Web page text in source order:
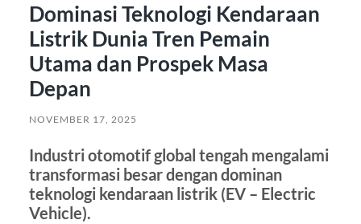
Dominasi Teknologi Kendaraan
Listrik Dunia Tren Pemain
Utama dan Prospek Masa
Depan
NOVEMBER 17, 2025
Industri otomotif global tengah mengalami
transformasi besar dengan dominan
teknologi kendaraan listrik (EV – Electric
Vehicle).